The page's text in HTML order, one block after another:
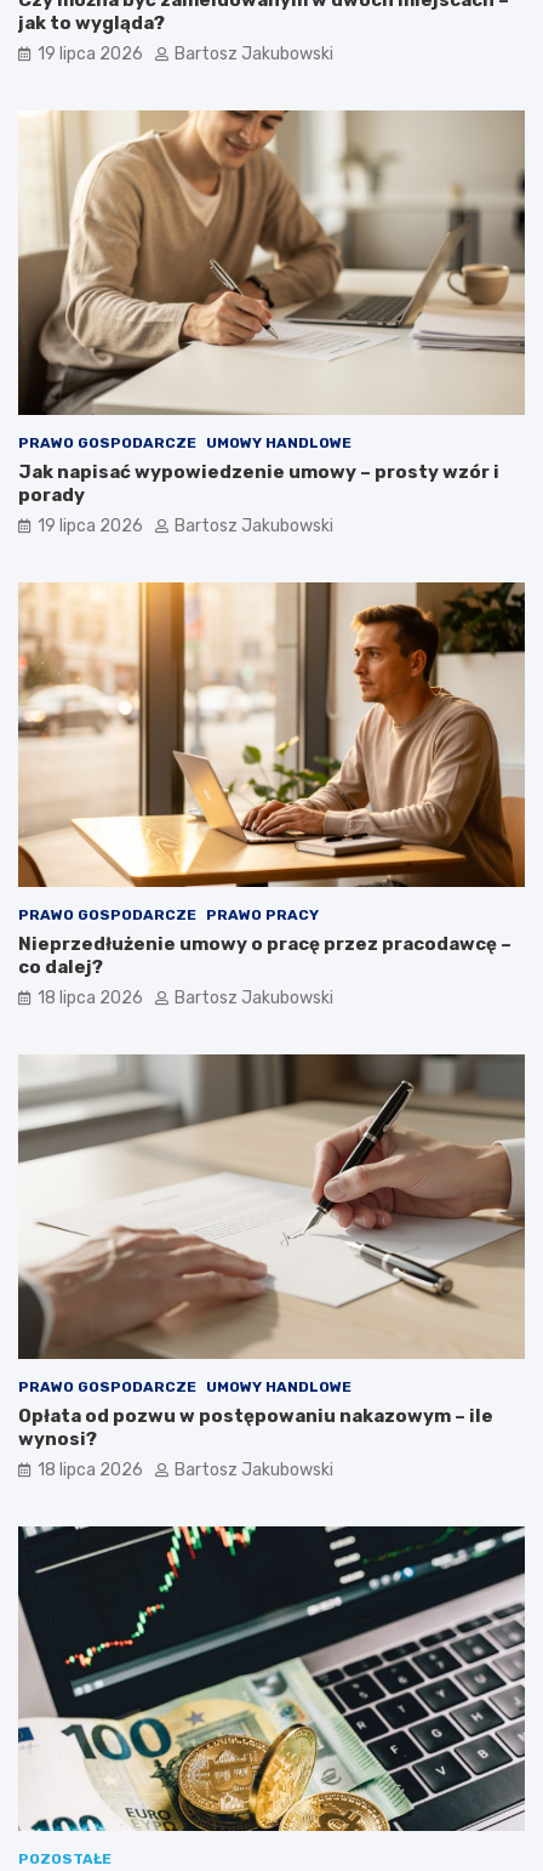
jak to wygląda?
19 lipca 2026 Bartosz Jakubowski
PRAWO GOSPODARCZE UMOWY HANDLOWE
Jak napisać wypowiedzenie umowy – prosty wzór i
porady
19 lipca 2026 Bartosz Jakubowski
PRAWO GOSPODARCZE PRAWO PRACY
Nieprzedłużenie umowy o pracę przez pracodawcę –
co dalej?
18 lipca 2026 Bartosz Jakubowski
PRAWO GOSPODARCZE UMOWY HANDLOWE
Opłata od pozwu w postępowaniu nakazowym – ile
wynosi?
18 lipca 2026 Bartosz Jakubowski
POZOSTAŁE